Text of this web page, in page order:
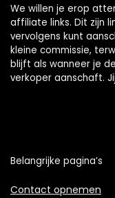
We willen je erop
affiliate links. Dit zijn
vervolgens kunt
kleine commissie,
blijft als wanneer je
verkoper aanschaft.
Belangrijke pagina’s
Contact opnemen